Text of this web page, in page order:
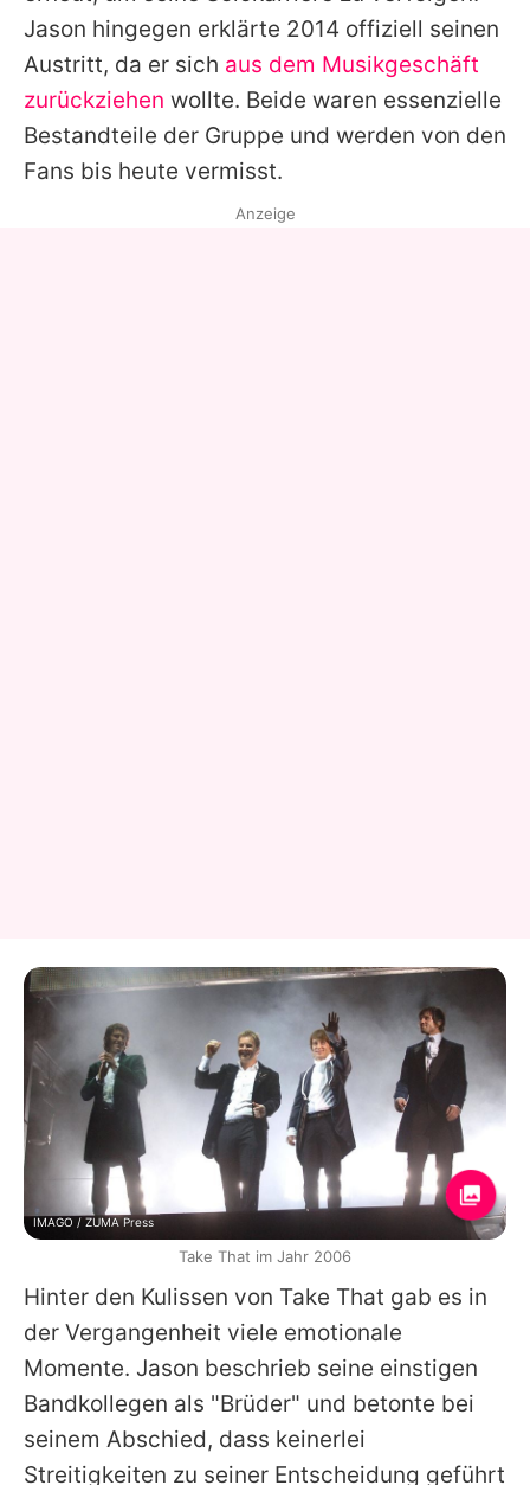
Jason hingegen erklärte 2014 offiziell seinen
Austritt, da er sich aus dem Musikgeschäft
zurückziehen wollte. Beide waren essenzielle
Bestandteile der Gruppe und werden von den
Fans bis heute vermisst.
Hinter den Kulissen von Take That gab es in
der Vergangenheit viele emotionale
Momente. Jason beschrieb seine einstigen
Bandkollegen als "Brüder" und betonte bei
seinem Abschied, dass keinerlei
Streitigkeiten zu seiner Entscheidung geführt
Anzeige
IMAGO / ZUMA Press
Take That im Jahr 2006